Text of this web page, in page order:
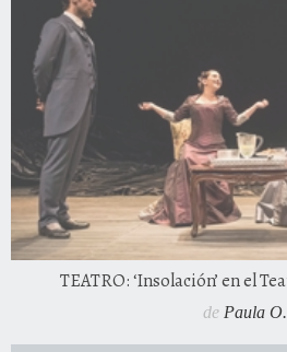
TEATRO: ‘Insolación’ en el
de Paula O.